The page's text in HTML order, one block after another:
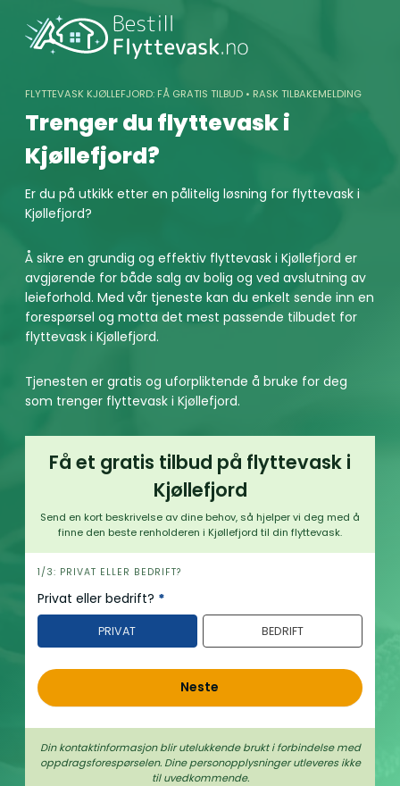
content
FLYTTEVASK KJØLLEFJORD: FÅ GRATIS TILBUD • RASK TILBAKEMELDING
Trenger du flyttevask i
Kjøllefjord?
Er du på utkikk etter en pålitelig løsning for flyttevask i
Kjøllefjord?
Å sikre en grundig og effektiv flyttevask i Kjøllefjord er
avgjørende for både salg av bolig og ved avslutning av
leieforhold. Med vår tjeneste kan du enkelt sende inn en
forespørsel og motta det mest passende tilbudet for
flyttevask i Kjøllefjord.
Tjenesten er gratis og uforpliktende å bruke for deg
som trenger flyttevask i Kjøllefjord.
Få et gratis tilbud på flyttevask i
Kjøllefjord
Send en kort beskrivelse av dine behov, så hjelper vi deg med å
finne den beste renholderen i Kjøllefjord til din flyttevask.
h
e
r
1/3: PRIVAT ELLER BEDRIFT?
Privat eller bedrift? *
PRIVAT BEDRIFT
Neste
Din kontaktinformasjon blir utelukkende brukt i forbindelse med
oppdrags­forespørselen. Dine person­­opplysninger utleveres ikke
til uvedkommende.